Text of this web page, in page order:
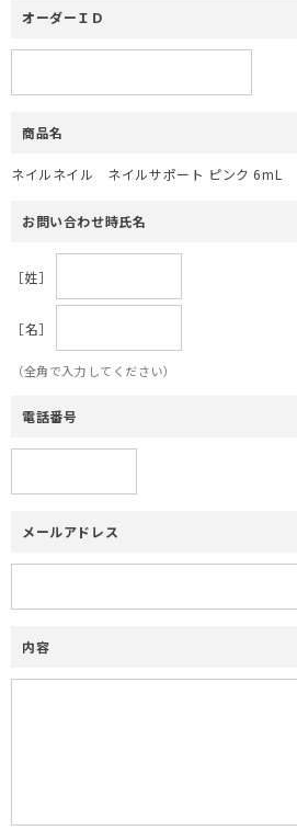
オーダーＩＤ
商品名
ネイルネイル ネイルサポート ピンク 6mL
お問い合わせ時氏名
［姓］
［名］
（全角で入力してください）
電話番号
メールアドレス
内容